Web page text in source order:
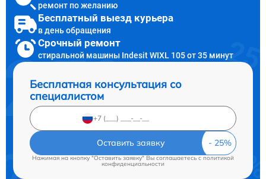
ремонт по желанию
Бесплатный выезд курьера
в день обращения
Срочный ремонт
стиральной машины Indesit WIXL 105 от 35 минут
Бесплатная консультация со
специалистом
Оставить заявку
Нажимая на кнопку "Оставить заявку" Вы соглашаетесь cполитикой
конфиденциальности